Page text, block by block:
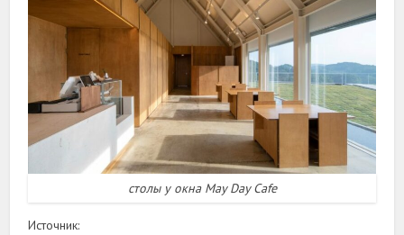
столы у окна May Day Cafe
Источник: